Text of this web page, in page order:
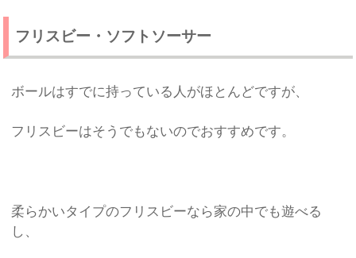
フリスビー・ソフトソーサー
ボールはすでに持っている人がほとんどですが、
フリスビーはそうでもないのでおすすめです。
柔らかいタイプのフリスビーなら家の中でも遊べる
し、